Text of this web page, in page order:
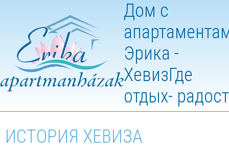
Дом с
Эрика -
ХевизГде
отдых-
ИСТОРИЯ ХЕВИЗА